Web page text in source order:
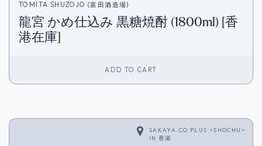
TOMITA SHUZOJO (富田酒造場)
龍宮 かめ仕込み 黒糖焼酎 (1800ml) [香
港在庫]
ADD TO CART
SAKAYA.CO PLUS <SHOCHU>
IN 香港